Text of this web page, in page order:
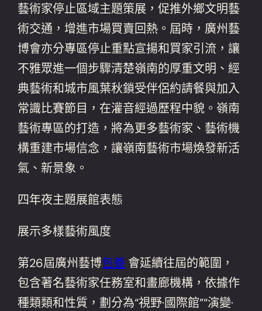
藝術家停止區域主題策展，促推外鄉文明藝
術交通，增進市場買賣回熱。屆時，廣州藝
博會亦分專區停止重點宣揚和買家引流，讓
不雅眾進一個步驟清楚嶺南的厚重文明、經
典藝術和城市風葉秋鎖受伴侶約請餐與加入
常識比賽節目，在灌音經過歷程中貌。嶺南
藝術專區的打造，將為更多藝術家、藝術機
構重建市場信念，讓嶺南藝術市場煥發新活
氣、新景象。
四年夜主題展館表態
展示多樣藝術風度
第26屆廣州藝博包養 會延續往屆的範圍，
包含著名藝術家任務室和畫廊機構，依據作
種類類和性質，劃分為“視野·國際館”“演變·